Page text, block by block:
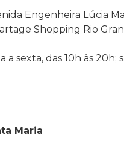
Engenheira Lúcia
Shopping Rio
a sexta, das 10h às 20h;
Maria